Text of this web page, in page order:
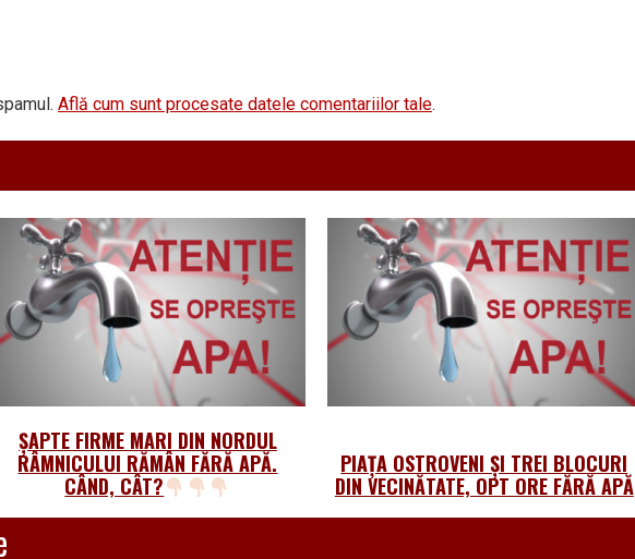
Află cum sunt procesate datele comentariilor tale.
ȘAPTE FIRME MARI DIN NORDUL
RÂMNICULUI RĂMÂN FĂRĂ APĂ.
CÂND, CÂT?
PIAȚA OSTROVENI ȘI TREI BLOCURI
DIN VECINĂTATE, OPT ORE FĂRĂ APĂ